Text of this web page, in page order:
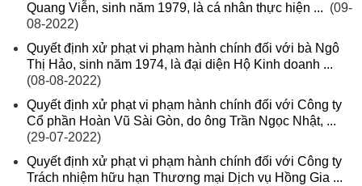
Quang Viễn, sinh năm 1979, là cá nhân thực hiện ... (09-
08-2022)
Quyết định xử phạt vi phạm hành chính đối với bà Ngô
Thị Hảo, sinh năm 1974, là đại diện Hộ Kinh doanh ...
(08-08-2022)
Quyết định xử phạt vi phạm hành chính đối với Công ty
Cổ phần Hoàn Vũ Sài Gòn, do ông Trần Ngọc Nhật, ...
(29-07-2022)
Quyết định xử phạt vi phạm hành chính đối với Công ty
Trách nhiệm hữu hạn Thương mại Dịch vụ Hồng Gia ...